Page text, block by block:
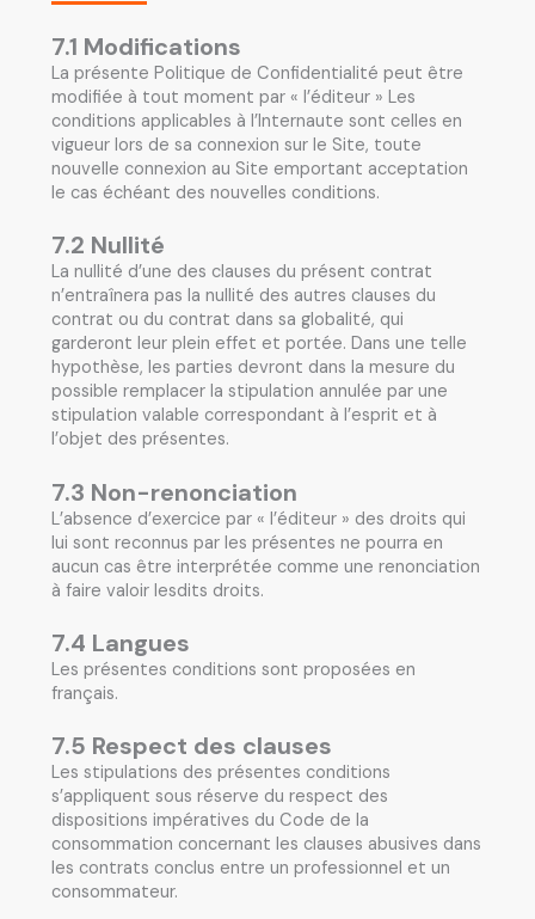
7.1 Modifications
La présente Politique de Confidentialité peut être
modifiée à tout moment par « l’éditeur » Les
conditions applicables à l’Internaute sont celles en
vigueur lors de sa connexion sur le Site, toute
nouvelle connexion au Site emportant acceptation
le cas échéant des nouvelles conditions.
7.2 Nullité
La nullité d’une des clauses du présent contrat
n’entraînera pas la nullité des autres clauses du
contrat ou du contrat dans sa globalité, qui
garderont leur plein effet et portée. Dans une telle
hypothèse, les parties devront dans la mesure du
possible remplacer la stipulation annulée par une
stipulation valable correspondant à l’esprit et à
l’objet des présentes.
7.3 Non-renonciation
L’absence d’exercice par « l’éditeur » des droits qui
lui sont reconnus par les présentes ne pourra en
aucun cas être interprétée comme une renonciation
à faire valoir lesdits droits.
7.4 Langues
Les présentes conditions sont proposées en
français.
7.5 Respect des clauses
Les stipulations des présentes conditions
s’appliquent sous réserve du respect des
dispositions impératives du Code de la
consommation concernant les clauses abusives dans
les contrats conclus entre un professionnel et un
consommateur.